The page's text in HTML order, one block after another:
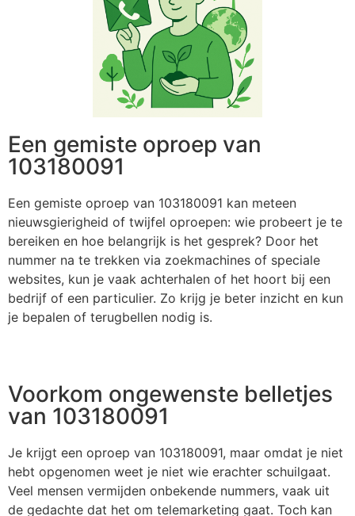
Een gemiste oproep van
103180091
Een gemiste oproep van 103180091 kan meteen
nieuwsgierigheid of twijfel oproepen: wie probeert je te
bereiken en hoe belangrijk is het gesprek? Door het
nummer na te trekken via zoekmachines of speciale
websites, kun je vaak achterhalen of het hoort bij een
bedrijf of een particulier. Zo krijg je beter inzicht en kun
je bepalen of terugbellen nodig is.
Voorkom ongewenste belletjes
van 103180091
Je krijgt een oproep van 103180091, maar omdat je niet
hebt opgenomen weet je niet wie erachter schuilgaat.
Veel mensen vermijden onbekende nummers, vaak uit
de gedachte dat het om telemarketing gaat. Toch kan